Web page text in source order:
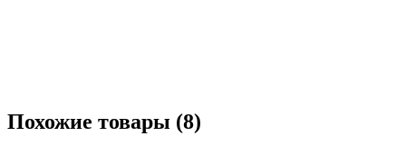
Похожие товары (8)